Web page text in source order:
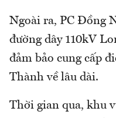
Ngoài ra, PC Đồng
đường dây 110kV
đảm bảo cung cấp
Thành về lâu dài.
Thời gian qua, khu